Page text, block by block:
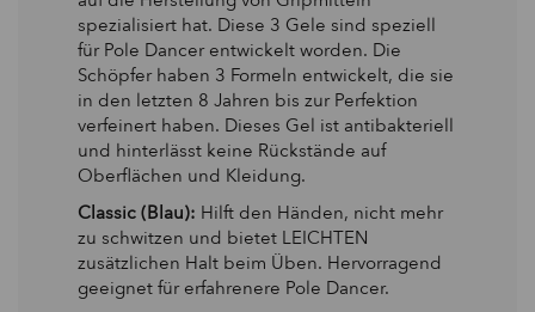
spezialisiert hat. Diese 3 Gele sind speziell
für Pole Dancer entwickelt worden. Die
Schöpfer haben 3 Formeln entwickelt, die sie
in den letzten 8 Jahren bis zur Perfektion
verfeinert haben. Dieses Gel ist antibakteriell
und hinterlässt keine Rückstände auf
Oberflächen und Kleidung.
Classic (Blau): Hilft den Händen, nicht mehr
zu schwitzen und bietet LEICHTEN
zusätzlichen Halt beim Üben. Hervorragend
geeignet für erfahrenere Pole Dancer.